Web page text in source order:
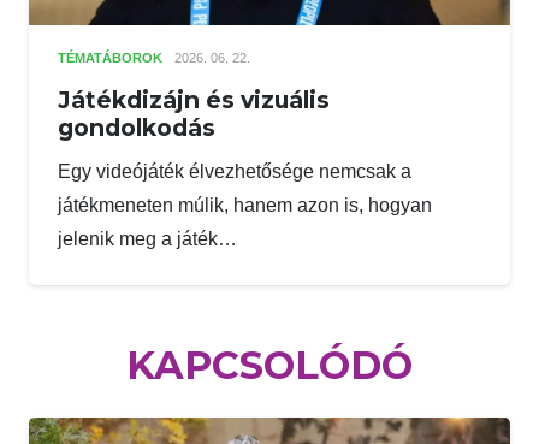
TÉMATÁBOROK 2026. 06. 22.
Játékdizájn és vizuális
gondolkodás
Egy videójáték élvezhetősége nemcsak a
játékmeneten múlik, hanem azon is, hogyan
jelenik meg a játék…
KAPCSOLÓDÓ